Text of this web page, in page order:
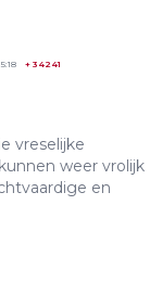
+ 34241
vreselijke
weer vrolijk
en